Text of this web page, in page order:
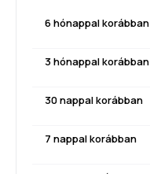
6 hónappal korábban
3 hónappal korábban
30 nappal korábban
7 nappal korábban